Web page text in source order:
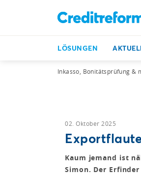
LÖSUNGEN
Inkasso, Bonitätsprüfung &
02. Oktober 2025
Kaum jemand ist
Simon. Der